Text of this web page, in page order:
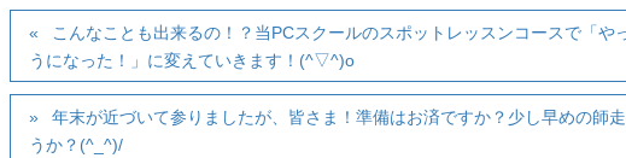
こんなことも出来るの！？当PCスクールのスポットレッスンコースで「
うになった！」に変えていきます！(^▽^)o
年末が近づいて参りましたが、皆さま！準備はお済ですか？少し早めの師
うか？(^_^)/